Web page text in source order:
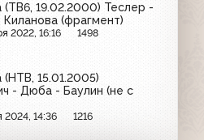
(ТВ6, 19.02.2000) Теслер -
(фрагмент)
2022, 16:16 1498
(НТВ, 15.01.2005)
- Дюба - Баулин (не с
2024, 14:36 1216